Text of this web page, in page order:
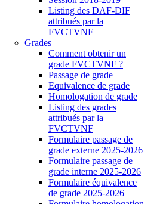
Listing des DAF-DIF
attribués par la
FVCTVNF
Grades
Comment obtenir un
grade FVCTVNF ?
Passage de grade
Equivalence de grade
Homologation de grade
Listing des grades
attribués par la
FVCTVNF
Formulaire passage de
grade externe 2025-2026
Formulaire passage de
grade interne 2025-2026
Formulaire équivalence
de grade 2025-2026